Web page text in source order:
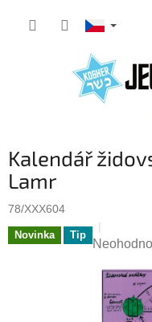
Kalendář
Lamr
78/XXX604
Novinka Tip
Průměrné
produktu
0,0